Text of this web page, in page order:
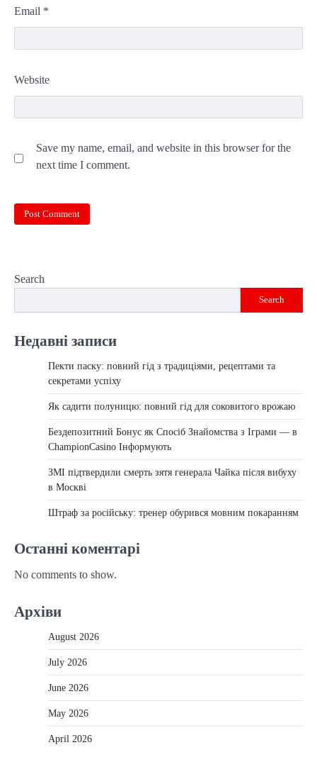
Email *
Website
Save my name, email, and website in this browser for the
next time I comment.
Search
Search
Недавні записи
Пекти паску: повний гід з традиціями, рецептами та
секретами успіху
Як садити полуницю: повний гід для соковитого врожаю
Бездепозитний Бонус як Спосіб Знайомства з Іграми — в
ChampionCasino Інформують
ЗМІ підтвердили смерть зятя генерала Чайка після вибуху
в Москві
Штраф за російську: тренер обурився мовним покаранням
Останні коментарі
No comments to show.
Архіви
August 2026
July 2026
June 2026
May 2026
April 2026